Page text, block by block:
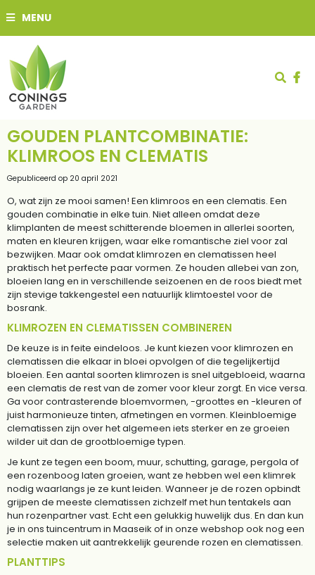
n
MENU
GOUDEN PLANTCOMBINATIE:
KLIMROOS EN CLEMATIS
Gepubliceerd op 20 april 2021
O, wat zijn ze mooi samen! Een klimroos en een clematis. Een
gouden combinatie in elke tuin. Niet alleen omdat deze
klimplanten de meest schitterende bloemen in allerlei soorten,
maten en kleuren krijgen, waar elke romantische ziel voor zal
bezwijken. Maar ook omdat klimrozen en clematissen heel
praktisch het perfecte paar vormen. Ze houden allebei van zon,
bloeien lang en in verschillende seizoenen en de roos biedt met
zijn stevige takkengestel een natuurlijk klimtoestel voor de
bosrank.
KLIMROZEN EN CLEMATISSEN COMBINEREN
De keuze is in feite eindeloos. Je kunt kiezen voor klimrozen en
clematissen die elkaar in bloei opvolgen of die tegelijkertijd
bloeien. Een aantal soorten klimrozen is snel uitgebloeid, waarna
een clematis de rest van de zomer voor kleur zorgt. En vice versa.
Ga voor contrasterende bloemvormen, -groottes en -kleuren of
juist harmonieuze tinten, afmetingen en vormen. Kleinbloemige
clematissen zijn over het algemeen iets sterker en ze groeien
wilder uit dan de grootbloemige typen.
Je kunt ze tegen een boom, muur, schutting, garage, pergola of
een rozenboog laten groeien, want ze hebben wel een klimrek
nodig waarlangs je ze kunt leiden. Wanneer je de rozen opbindt
grijpen de meeste clematissen zichzelf met hun tentakels aan
hun rozenpartner vast. Echt een gelukkig huwelijk dus. En dan kun
je in ons tuincentrum in Maaseik of in onze webshop ook nog een
selectie maken uit aantrekkelijk geurende rozen en clematissen.
PLANTTIPS